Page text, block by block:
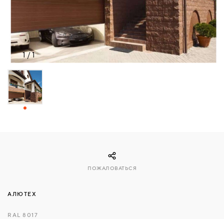
ИНТЕРЕСНЫЕ
СТАТЬИ
СВЯЗАТЬСЯ
С
1/1
АЛЮТЕХ
RAL 8017
ПОЖАЛОВАТЬСЯ